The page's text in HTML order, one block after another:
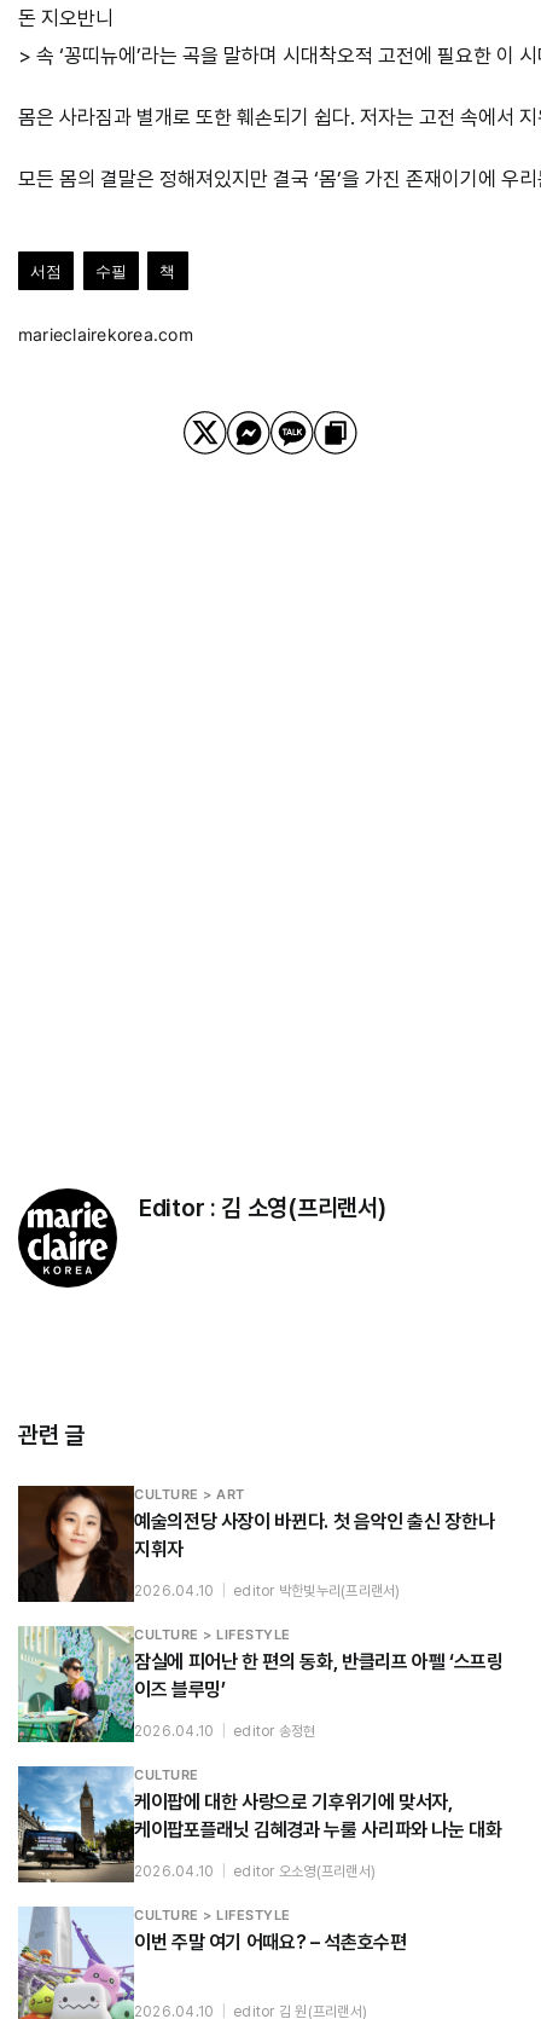
돈 지오반니
> 속 ‘꽁띠뉴에’라는 곡을 말하며 시대착오적 고전에 필요한 이
몸은 사라짐과 별개로 또한 훼손되기 쉽다. 저자는 고전 속에서
모든 몸의 결말은 정해져있지만 결국 ‘몸’을 가진 존재이기에
서점 수필 책
marieclairekorea.com
Editor : 김 소영(프리랜서)
관련 글
CULTURE > ART
예술의전당 사장이 바뀐다. 첫 음악인 출신 장한나
지휘자
2026.04.10 editor 박한빛누리(프리랜서)
CULTURE > LIFESTYLE
잠실에 피어난 한 편의 동화, 반클리프 아펠 ‘스프링
이즈 블루밍’
2026.04.10 editor 송정현
CULTURE
케이팝에 대한 사랑으로 기후위기에 맞서자,
케이팝포플래닛 김혜경과 누룰 사리파와 나눈 대화
2026.04.10 editor 오소영(프리랜서)
CULTURE > LIFESTYLE
이번 주말 여기 어때요? – 석촌호수편
2026.04.10 editor 김 원(프리랜서)